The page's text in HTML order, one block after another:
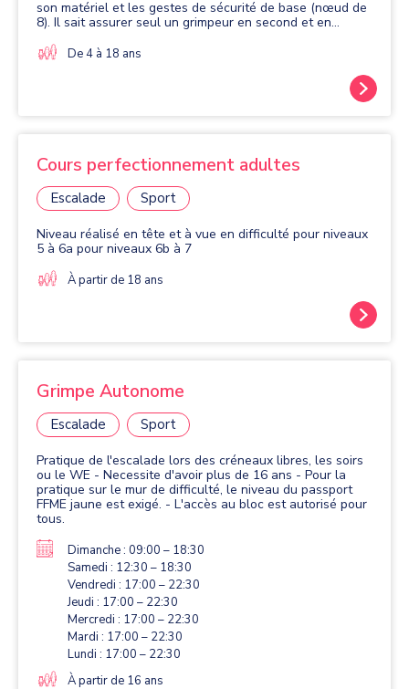
son matériel et les gestes de sécurité de base (nœud de
8). Il sait assurer seul un grimpeur en second et en
De plus, il sait assurer seul un grimpeur en tête et grimpe
lui-même en tête. Il peut évoluer occasionnellement sur
adhérents en cours confirmé 2, un test d'assurage sera
De 4 à 18 ans
Cours perfectionnement adultes
Escalade Sport
Niveau réalisé en tête et à vue en difficulté pour niveaux
5 à 6a pour niveaux 6b à 7
À partir de 18 ans
Grimpe Autonome
Escalade Sport
Pratique de l'escalade lors des créneaux libres, les soirs
ou le WE - Necessite d'avoir plus de 16 ans - Pour la
pratique sur le mur de difficulté, le niveau du passport
FFME jaune est exigé. - L'accès au bloc est autorisé pour
tous.
Dimanche : 09:00 – 18:30
Samedi : 12:30 – 18:30
Vendredi : 17:00 – 22:30
Jeudi : 17:00 – 22:30
Mercredi : 17:00 – 22:30
Mardi : 17:00 – 22:30
Lundi : 17:00 – 22:30
À partir de 16 ans